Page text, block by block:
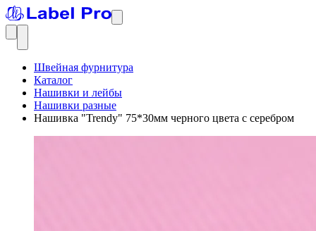
Швейная фурнитура
Каталог
Нашивки и лейбы
Нашивки разные
Нашивка "Trendy" 75*30мм черного цвета с серебром